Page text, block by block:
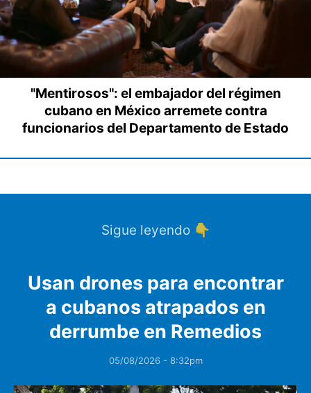
"Mentirosos": el embajador del régimen
cubano en México arremete contra
funcionarios del Departamento de Estado
Sigue leyendo 👇